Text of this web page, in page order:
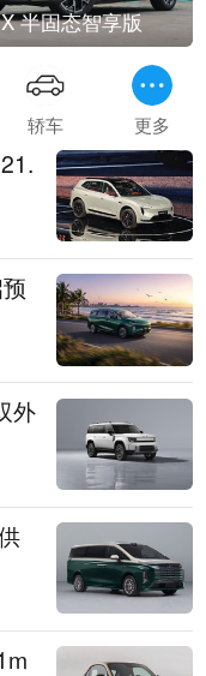
半固态智享版
轿车 更多
外